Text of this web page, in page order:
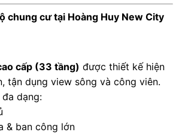
chung cư tại Hoàng Huy New City
cấp (33 tầng) được thiết kế hiện
tận dụng view sông và công viên.
dạng:
& ban công lớn